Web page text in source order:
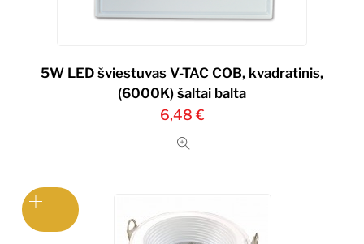
5W LED šviestuvas V-TAC COB, kvadratinis,
(6000K) šaltai balta
6,48 €